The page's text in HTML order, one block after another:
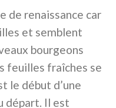
de renaissance car
et semblent
bourgeons
feuilles fraîches se
le début d’une
départ. Il est